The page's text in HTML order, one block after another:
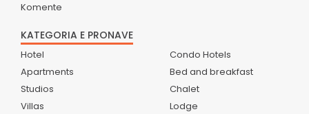
Komente
KATEGORIA E PRONAVE
Hotel
Apartments
Studios
Villas
Condo Hotels
Bed and breakfast
Chalet
Lodge